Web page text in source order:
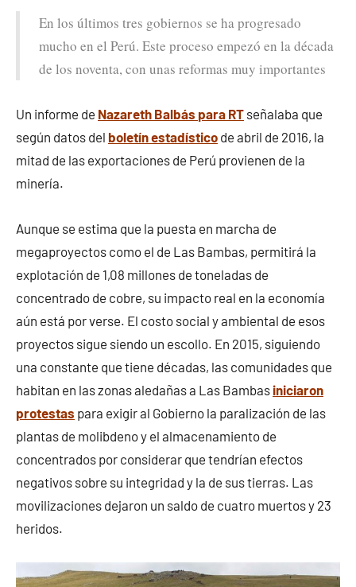
En los últimos tres gobiernos se ha progresado
mucho en el Perú. Este proceso empezó en la década
de los noventa, con unas reformas muy importantes
Un informe de Nazareth Balbás para RT señalaba que
según datos del boletín estadístico de abril de 2016, la
mitad de las exportaciones de Perú provienen de la
minería.
Aunque se estima que la puesta en marcha de
megaproyectos como el de Las Bambas, permitirá la
explotación de 1,08 millones de toneladas de
concentrado de cobre, su impacto real en la economía
aún está por verse. El costo social y ambiental de esos
proyectos sigue siendo un escollo. En 2015, siguiendo
una constante que tiene décadas, las comunidades que
habitan en las zonas aledañas a Las Bambas iniciaron
protestas para exigir al Gobierno la paralización de las
plantas de molibdeno y el almacenamiento de
concentrados por considerar que tendrían efectos
negativos sobre su integridad y la de sus tierras. Las
movilizaciones dejaron un saldo de cuatro muertos y 23
heridos.